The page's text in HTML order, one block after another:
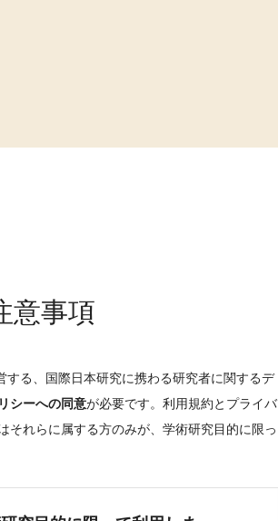
意事項
る、国際日本研究に携わる研究者に関するデ
シーへの同意が必要です。利用規約とプライバ
それらに属する方のみが、学術研究目的に限っ